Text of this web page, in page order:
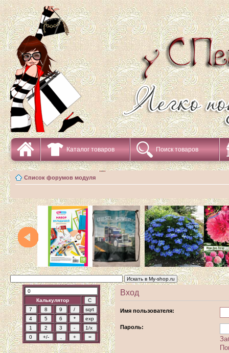
Каталог товаров Поиск товаров
Список форумов модуля
Калькулятор
Вход
Имя пользователя:
Пароль: